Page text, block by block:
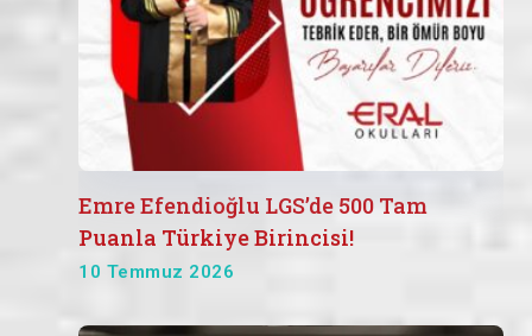
Emre Efendioğlu LGS’de 500 Tam
Puanla Türkiye Birincisi!
10 Temmuz 2026